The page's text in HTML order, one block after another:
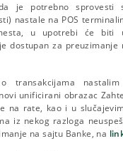
je potrebno sprovesti
nastale na POS
u upotrebi će biti
dostupan za preuzimanje
transakcijama nastalim
unificirani obrazac
na rate, kao i u
iz nekog razloga
na sajtu Banke, na